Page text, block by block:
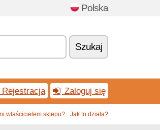
Polska
Szukaj
Rejestracja Zaloguj się
wlaścicielem sklepu? Jak to działa?